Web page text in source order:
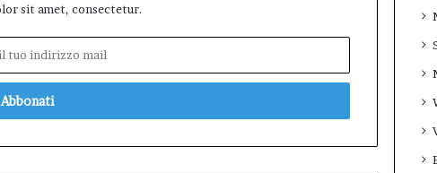
sit amet, consectetur.